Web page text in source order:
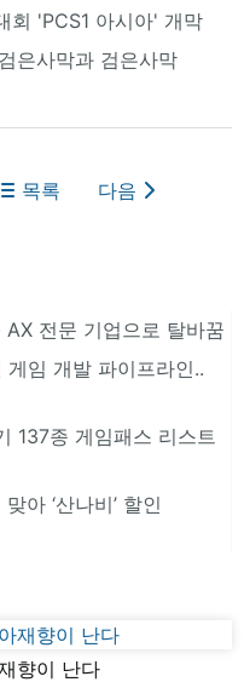
회 'PCS1 아시아' 개막
은사막과 검은사막
목록 다음
AX 전문 기업으로 탈바꿈
임 개발 파이프라인..
137종 게임패스 리스트
아 ‘산나비’ 할인
향이 난다